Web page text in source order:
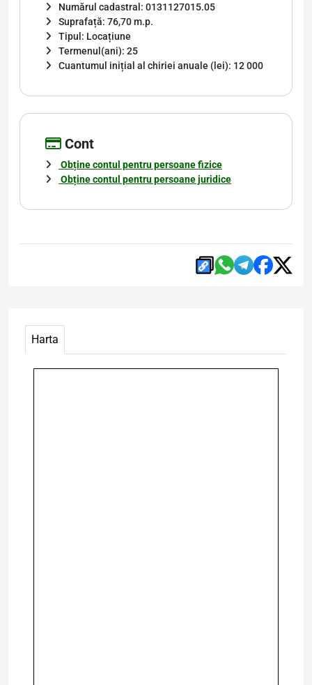
Numărul cadastral: 0131127015.05
Suprafață: 76,70 m.p.
Tipul: Locațiune
Termenul(ani): 25
Cuantumul inițial al chiriei anuale (lei): 12 000
Cont
Obține contul pentru persoane fizice
Obține contul pentru persoane juridice
Harta